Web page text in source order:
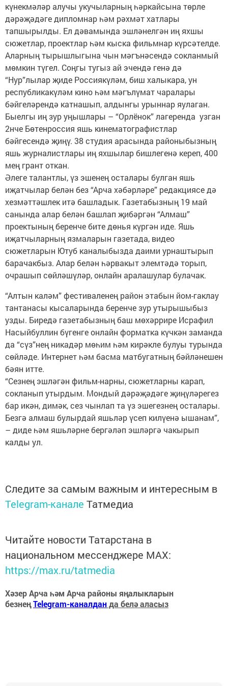
күнекмәләр алучы укучыларның һәркайсына төрле
дәрәҗәдәге дипломнар һәм рәхмәт хатлары
тапшырылды. Ел дәвамында эшләнелгән иң яхшы
сюжетлар, проектлар һәм кыска фильмнар күрсәтелде.
Аларның тырышлыгына чын мәгънәсендә сокланмый
мөмкин түгел. Соңгы тугыз ай эчендә генә дә
“Нур”лылар җиде Россиякүләм, биш халыкара, ун
республикакүләм кино һәм мәгълүмат чаралары
бәйгеләрендә катнашып, алдынгы урыннар яулаган.
Быелгы иң зур уңышлары – “Орлёнок” лагеренда узган
2нче Бөтенроссия яшь кинематографистлар
бәйгесендә җиңү. 38 студия арасында районыбызның
яшь журналистлары иң яхшылар бишлегенә кереп, 400
мең грант откан.
Әлеге талантлы, үз эшенең осталары булган яшь
иҗатчылар белән без “Арча хәбәрләре” редакциясе дә
хезмәттәшлек итә башладык. Газетабызның 19 май
санында алар белән башлап җибәргән “Алмаш”
проектының беренче бите дөнья күргән иде. Яшь
иҗатчыларның язмаларын газетада, видео
сюжетларын Ютуб каналыбызда даими урнаштырып
барачакбыз. Алар белән һәрвакыт элемтәдә торып,
очрашып сөйләшүләр, онлайн аралашулар булачак.
“Алтын каләм” фестиваленең район этабын йом-гаклау
тантанасы кысаларында беренче зур утырышыбыз
узды. Биредә газетабызның баш мөхәррире Исрафил
Насыйбуллин бүгенге онлайн форматка күчкән заманда
да “сүз”нең никадәр мөһим һәм кирәкле булуы турында
сөйләде. Интернет һәм басма матбугатның бәйләнешен
бәян итте.
“Сезнең эшләгән фильм-нарны, сюжетларны карап,
сокланып утырдым. Мондый дәрәҗәдәге җиңүләрегез
бар икән, димәк, сез чынлап та үз эшегезнең осталары.
Безгә алмаш булырдай яшьләр үсеп килүенә ышанам”,
– диде һәм яшьләрне бергәләп эшләргә чакырып
калды ул.
Следите за самым важным и интересным в
Telegram-канале Татмедиа
Читайте новости Татарстана в
национальном мессенджере MАХ:
https://max.ru/tatmedia
Хәзер Арча һәм Арча районы яңалыкларын
безнеңTelegram-каналданда белә аласыз